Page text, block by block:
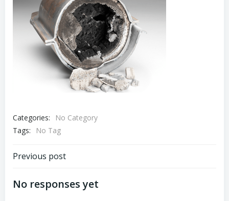
Categories:
No Category
Tags:
No Tag
Навигация
по
Previous post
No responses yet